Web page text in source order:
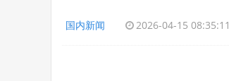
国内新闻 2026-04-15 08:35:11